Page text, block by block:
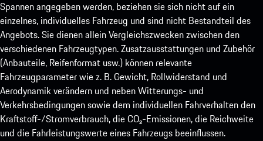
Spannen angegeben werden, beziehen sie sich nicht auf ein
einzelnes, individuelles Fahrzeug und sind nicht Bestandteil des
Angebots. Sie dienen allein Vergleichszwecken zwischen den
verschiedenen Fahrzeugtypen. Zusatzausstattungen und Zubehör
(Anbauteile, Reifenformat usw.) können relevante
Fahrzeugparameter wie z. B. Gewicht, Rollwiderstand und
Aerodynamik verändern und neben Witterungs- und
Verkehrsbedingungen sowie dem individuellen Fahrverhalten den
Kraftstoff-/Stromverbrauch, die CO₂-Emissionen, die Reichweite
und die Fahrleistungswerte eines Fahrzeugs beeinflussen.